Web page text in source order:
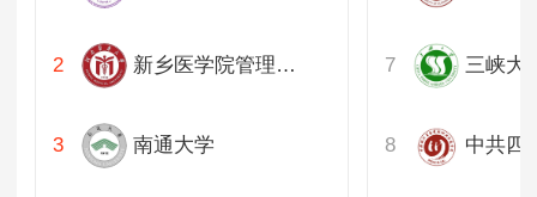
新乡医学院管理学院
南通大学 中共四